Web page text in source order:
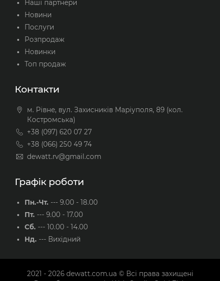
Наші партнери
Новини
Послуги
Розпродаж
Новинки
Топ продаж
Контакти
м. Рівне, вул. Захисників Маріуполя, 89 (кол.
Костромська)
+38 (097) 620 07 27
+38 (066) 250 49 74
dewatt.rv@gmail.com
Графік роботи
Пн.-Чт. --- 9.00 - 18.00
Пт. --- 9.00 - 17.00
Сб. --- 10.00 - 14.00
Нд. --- Вихідний
2021 - 2026 dewatt.com.ua © Всі права захищені